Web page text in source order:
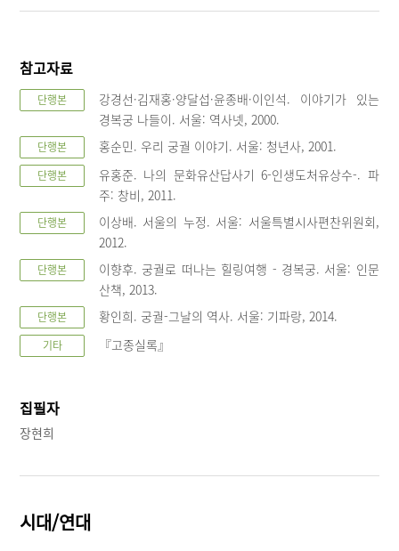
참고자료
단행본
강경선·김재홍·양달섭·윤종배·이인석. 이야기가 있는
경복궁 나들이. 서울: 역사넷, 2000.
단행본 홍순민. 우리 궁궐 이야기. 서울: 청년사, 2001.
단행본
유홍준. 나의 문화유산답사기 6-인생도처유상수-. 파
주: 창비, 2011.
단행본
이상배. 서울의 누정. 서울: 서울특별시사편찬위원회,
2012.
단행본
이향후. 궁궐로 떠나는 힐링여행 - 경복궁. 서울: 인문
산책, 2013.
단행본 황인희. 궁궐-그날의 역사. 서울: 기파랑, 2014.
기타 『고종실록』
집필자
장현희
시대/연대